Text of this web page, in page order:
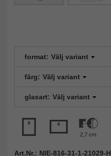
format: Välj variant
färg: Välj variant
glasart: Välj variant
2,7 cm
Art.Nr.: NIE-816-31-1-21029-H